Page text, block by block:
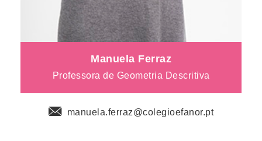
Manuela Ferraz
Professora de Geometria Descritiva
manuela.ferraz@colegioefanor.pt